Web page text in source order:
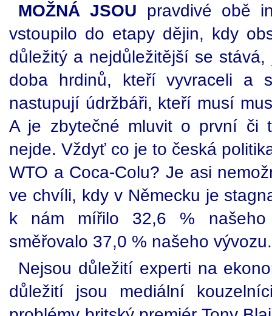
MOŽNÁ JSOU pravdivé obě
vstoupilo do etapy dějin, kdy
důležitý a nejdůležitější se
doba hrdinů, kteří vyvraceli a
nastupují údržbáři, kteří musí
A je zbytečné mluvit o první či
nejde. Vždyť co je to česká
WTO a Coca-Colu? Je asi
ve chvíli, kdy v Německu je
k nám mířilo 32,6 %
směřovalo 37,0 % našeho vývozu.
Nejsou důležití experti na
důležití jsou mediální